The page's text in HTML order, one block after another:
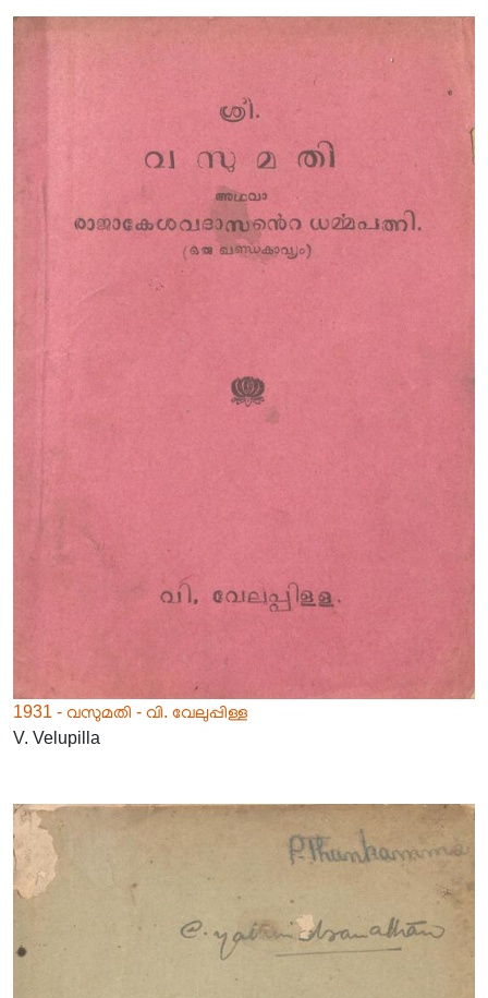
1931 - വസുമതി - വി. വേലുപ്പിള്ള
V. Velupilla